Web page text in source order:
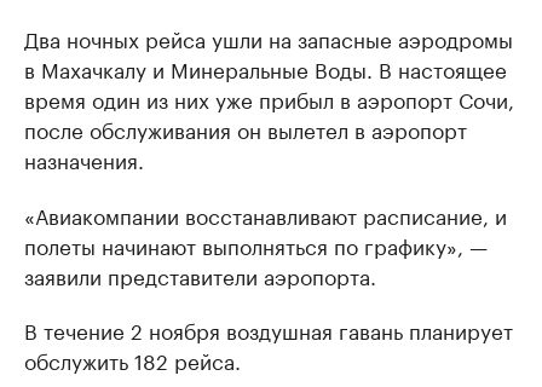
Два ночных рейса ушли на запасные аэродромы
в Махачкалу и Минеральные Воды. В настоящее
время один из них уже прибыл в аэропорт Сочи,
после обслуживания он вылетел в аэропорт
назначения.
«Авиакомпании восстанавливают расписание, и
полеты начинают выполняться по графику», —
заявили представители аэропорта.
В течение 2 ноября воздушная гавань планирует
обслужить 182 рейса.